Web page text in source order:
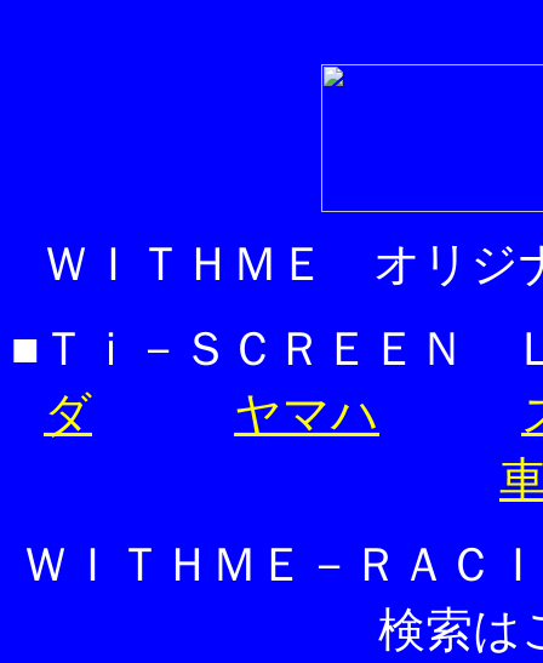
ＷＩＴＨＭＥ オリジ
■Ｔｉ－ＳＣＲＥ
ダ
ヤマハ
ＷＩＴＨＭＥ－ＲＡＣ
検索は